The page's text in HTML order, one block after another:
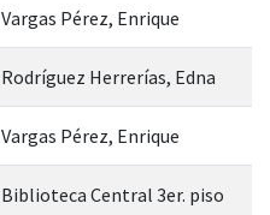
Vargas Pérez, Enrique
Rodríguez Herrerías, Edna
Vargas Pérez, Enrique
Biblioteca Central 3er. piso